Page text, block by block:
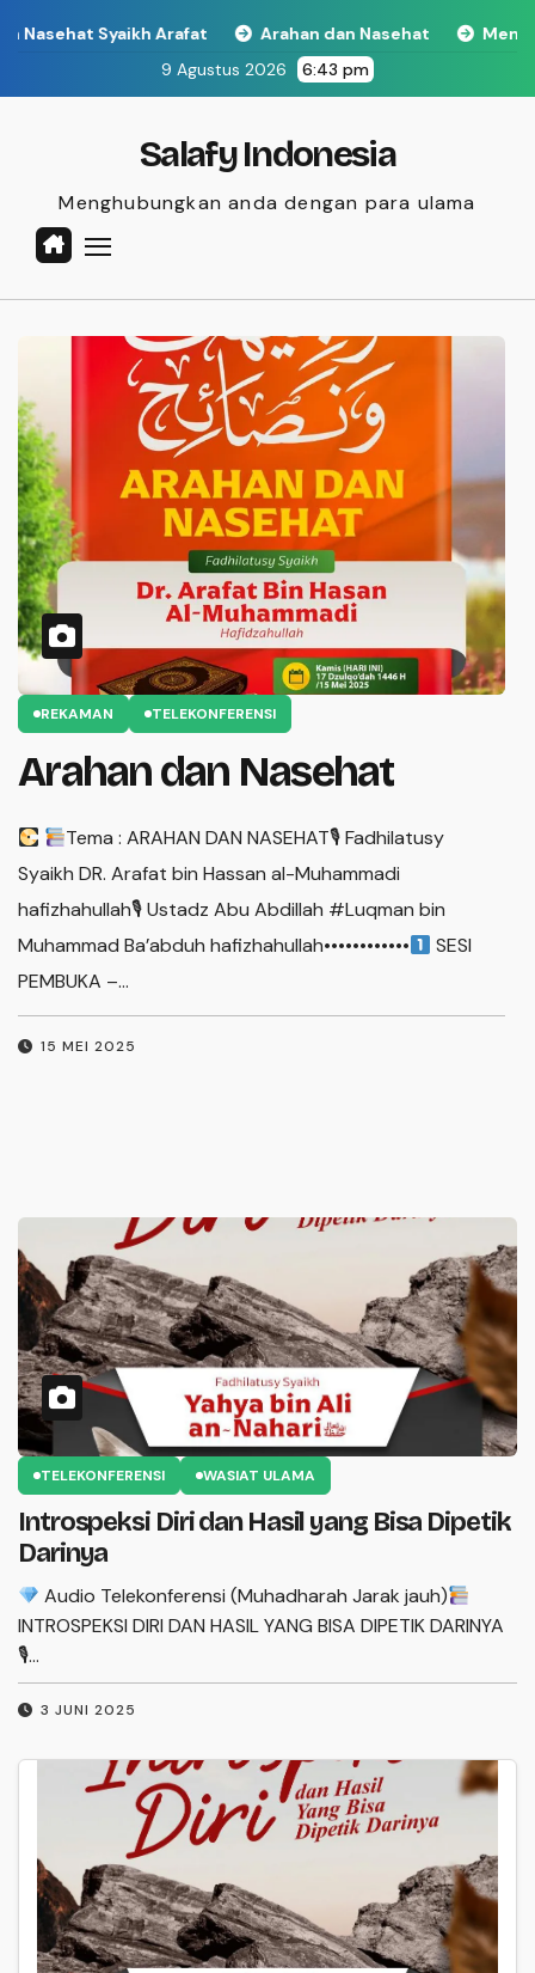
Arafat Arahan dan Nasehat
Mengikuti dan
9 Agustus 2026
6:43 pm
Salafy Indonesia
Menghubungkan anda dengan para ulama
REKAMAN TELEKONFERENSI
Arahan dan Nasehat
15 MEI 2025
Tema : ARAHAN DAN NASEHAT🎙 Fadhilatusy
Syaikh DR. Arafat bin Hassan al-Muhammadi
hafizhahullah🎙 Ustadz Abu Abdillah #Luqman bin
Muhammad Ba’abduh hafizhahullah••••••••••••
SESI
PEMBUKA –…
TELEKONFERENSI WASIAT ULAMA
Introspeksi Diri dan Hasil yang Bisa Dipetik
Darinya
3 JUNI 2025
Audio Telekonferensi (Muhadharah Jarak jauh)
INTROSPEKSI DIRI DAN HASIL YANG BISA DIPETIK DARINYA
🎙…